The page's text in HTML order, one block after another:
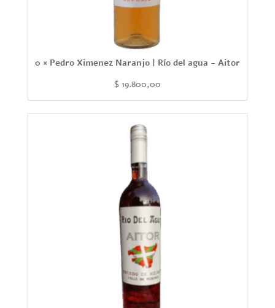
0 × Pedro Ximenez Naranjo | Río del agua - Aitor
$ 19.800,00